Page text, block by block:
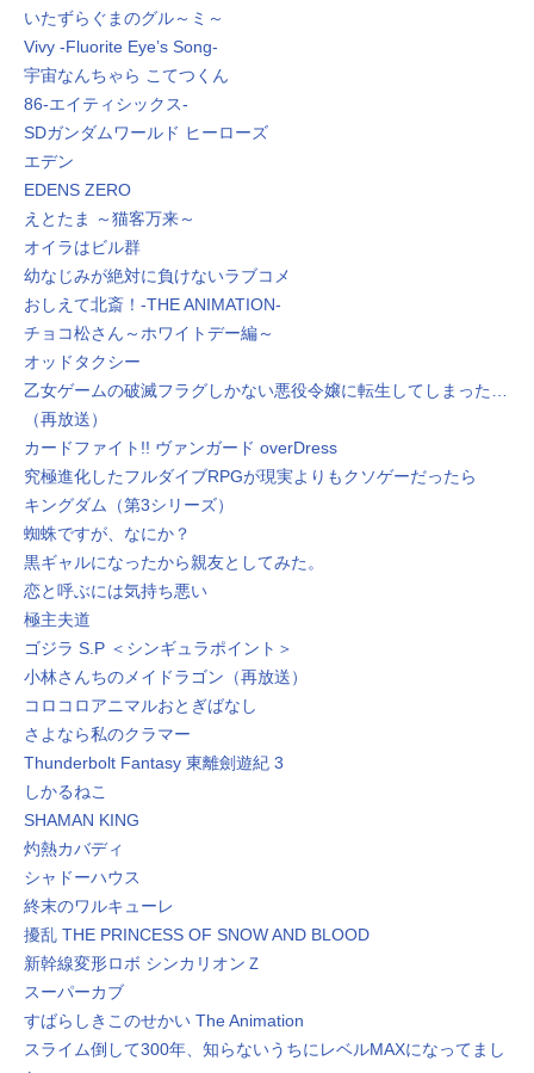
いたずらぐまのグル～ミ～
Vivy -Fluorite Eyeʼs Song-
宇宙なんちゃら こてつくん
86-エイティシックス-
SDガンダムワールド ヒーローズ
エデン
EDENS ZERO
えとたま ～猫客万来～
オイラはビル群
幼なじみが絶対に負けないラブコメ
おしえて北斎！‐THE ANIMATION-
チョコ松さん～ホワイトデー編～
オッドタクシー
乙女ゲームの破滅フラグしかない悪役令嬢に転生してしまった…
（再放送）
カードファイト!! ヴァンガード overDress
究極進化したフルダイブRPGが現実よりもクソゲーだったら
キングダム（第3シリーズ）
蜘蛛ですが、なにか？
黒ギャルになったから親友としてみた。
恋と呼ぶには気持ち悪い
極主夫道
ゴジラ S.P ＜シンギュラポイント＞
小林さんちのメイドラゴン（再放送）
コロコロアニマルおとぎばなし
さよなら私のクラマー
Thunderbolt Fantasy 東離劍遊紀 3
しかるねこ
SHAMAN KING
灼熱カバディ
シャドーハウス
終末のワルキューレ
擾乱 THE PRINCESS OF SNOW AND BLOOD
新幹線変形ロボ シンカリオンＺ
スーパーカブ
すばらしきこのせかい The Animation
スライム倒して300年、知らないうちにレベルMAXになってまし